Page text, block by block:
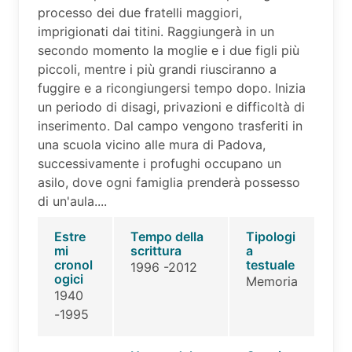
processo dei due fratelli maggiori,
imprigionati dai titini. Raggiungerà in un
secondo momento la moglie e i due figli più
piccoli, mentre i più grandi riusciranno a
fuggire e a ricongiungersi tempo dopo. Inizia
un periodo di disagi, privazioni e difficoltà di
inserimento. Dal campo vengono trasferiti in
una scuola vicino alle mura di Padova,
successivamente i profughi occupano un
asilo, dove ogni famiglia prenderà possesso
di un'aula....
Estre
mi
cronol
ogici
1940
-1995
Tempo della
scrittura
1996 -2012
Tipologi
a
testuale
Memoria